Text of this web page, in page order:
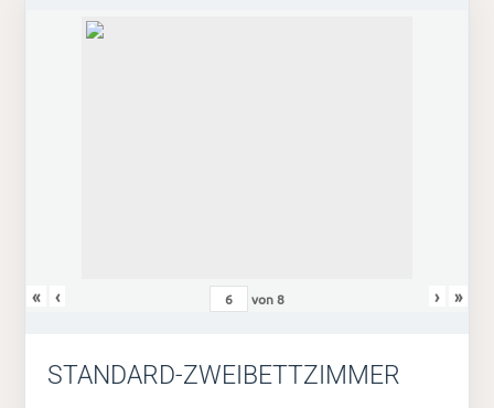
« ‹ von8 › »
STANDARD-ZWEIBETTZIMMER